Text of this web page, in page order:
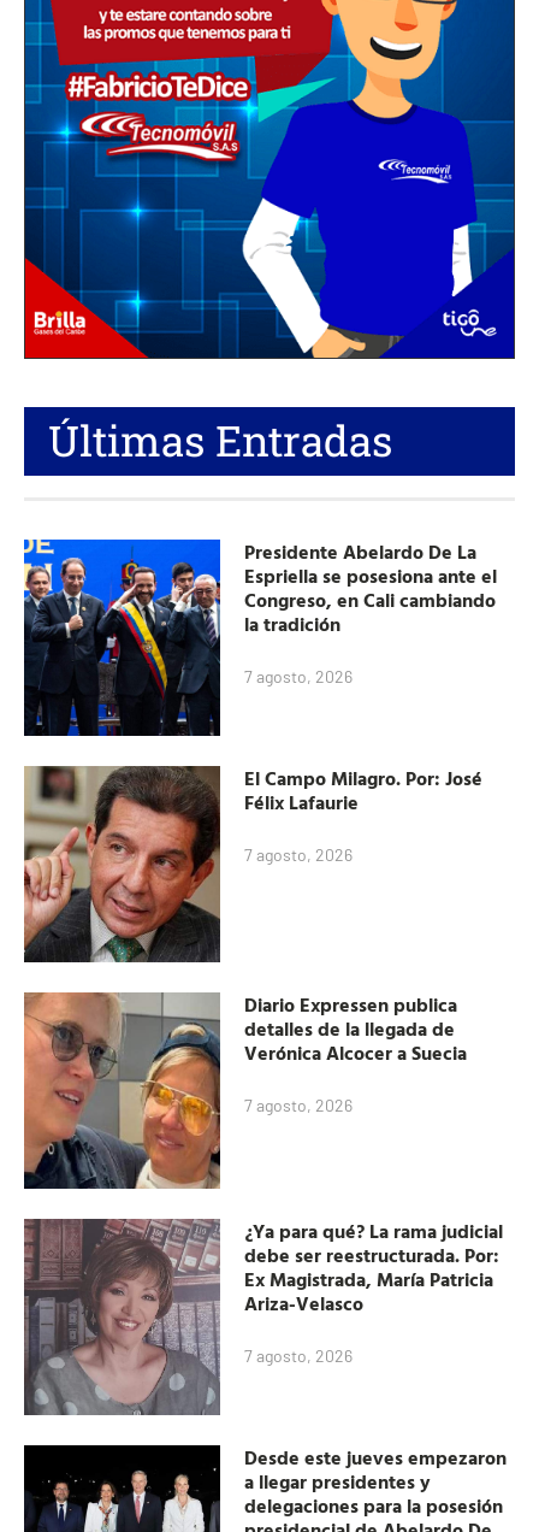
Últimas Entradas
Presidente Abelardo De La
Espriella se posesiona ante el
Congreso, en Cali cambiando
la tradición
7 agosto, 2026
El Campo Milagro. Por: José
Félix Lafaurie
7 agosto, 2026
Diario Expressen publica
detalles de la llegada de
Verónica Alcocer a Suecia
7 agosto, 2026
¿Ya para qué? La rama judicial
debe ser reestructurada. Por:
Ex Magistrada, María Patricia
Ariza-Velasco
7 agosto, 2026
Desde este jueves empezaron
a llegar presidentes y
delegaciones para la posesión